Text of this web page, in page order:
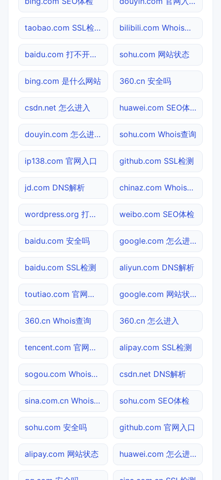
taobao.com SSL检测 bilibili.com Whois查询
baidu.com 打不开检测 sohu.com 网站状态
bing.com 是什么网站 360.cn 安全吗
csdn.net 怎么进入 huawei.com SEO体检
douyin.com 怎么进入 sohu.com Whois查询
ip138.com 官网入口 github.com SSL检测
jd.com DNS解析 chinaz.com Whois查询
wordpress.org 打不开检测 weibo.com SEO体检
baidu.com 安全吗 google.com 怎么进入
baidu.com SSL检测 aliyun.com DNS解析
toutiao.com 官网入口 google.com 网站状态
360.cn Whois查询 360.cn 怎么进入
tencent.com 官网入口 alipay.com SSL检测
sogou.com Whois查询 csdn.net DNS解析
sina.com.cn Whois查询 sohu.com SEO体检
sohu.com 安全吗 github.com 官网入口
alipay.com 网站状态 huawei.com 怎么进入